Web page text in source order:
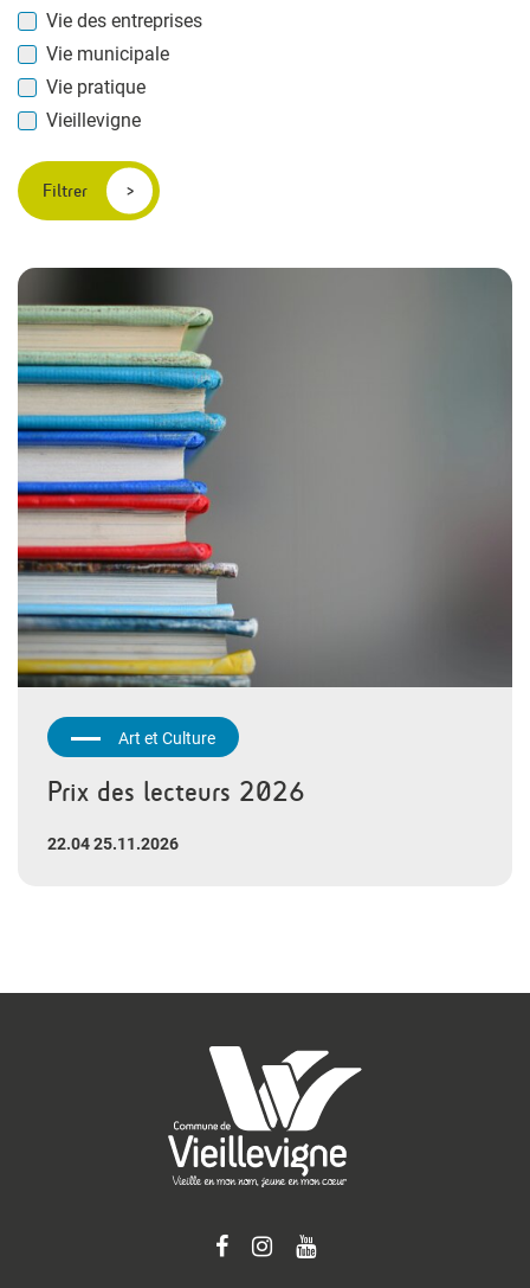
Vie des entreprises
Vie municipale
Vie pratique
Vieillevigne
Filtrer
Art et Culture
Prix des lecteurs 2026
22.04 25.11.2026